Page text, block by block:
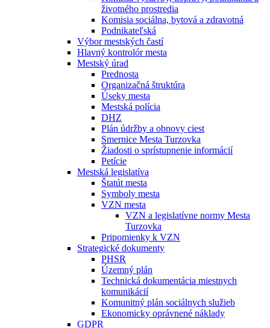
životného prostredia
Komisia sociálna, bytová a zdravotná
Podnikateľská
Výbor mestských častí
Hlavný kontrolór mesta
Mestský úrad
Prednosta
Organizačná štruktúra
Úseky mesta
Mestská polícia
DHZ
Plán údržby a obnovy ciest
Smernice Mesta Turzovka
Žiadosti o sprístupnenie informácií
Petície
Mestská legislatíva
Štatút mesta
Symboly mesta
VZN mesta
VZN a legislatívne normy Mesta
Turzovka
Pripomienky k VZN
Strategické dokumenty
PHSR
Územný plán
Technická dokumentácia miestnych
komunikácií
Komunitný plán sociálnych služieb
Ekonomicky oprávnené náklady
GDPR